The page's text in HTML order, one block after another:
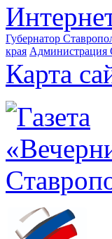
Губернатор
края Администрация
Карта